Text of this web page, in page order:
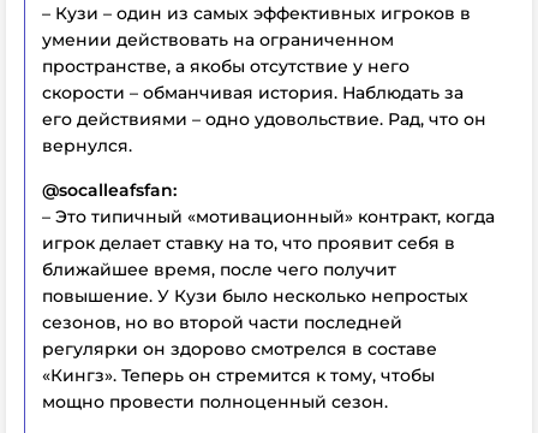
– Кузи – один из самых эффективных игроков в
умении действовать на ограниченном
пространстве, а якобы отсутствие у него
скорости – обманчивая история. Наблюдать за
его действиями – одно удовольствие. Рад, что он
вернулся.
@socalleafsfan:
– Это типичный «мотивационный» контракт, когда
игрок делает ставку на то, что проявит себя в
ближайшее время, после чего получит
повышение. У Кузи было несколько непростых
сезонов, но во второй части последней
регулярки он здорово смотрелся в составе
«Кингз». Теперь он стремится к тому, чтобы
мощно провести полноценный сезон.